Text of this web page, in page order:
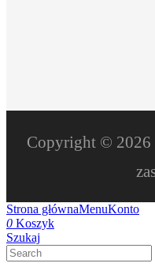
Copyright © 2026
Strona głównaMenuKonto
0 Koszyk
Szukaj